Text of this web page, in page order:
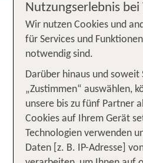
Urlaub in
Amalfiküste:
herrlichem Blick
Du suchst für Deinen
besonderen Ort? Dann
Hauptstadt der Region
in Neapel verbringst Du
Süden Italiens am Golf
sonnigsten Regionen
Nutzungserlebnis bei
Wir nutzen Cookies und
für Services und
notwendig sind.
Darüber hinaus und soweit
„Zustimmen“ auswählen,
unsere bis zu fünf Partner
Cookies auf Ihrem Gerät
Technologien verwenden
Daten [z. B. IP-Adresse]